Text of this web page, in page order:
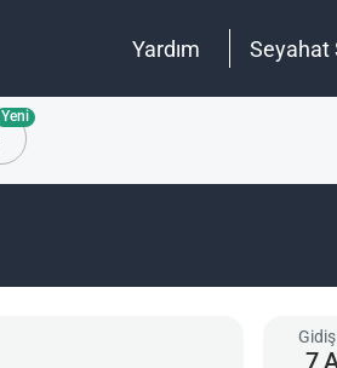
Yardım Seyahat
Yeni
7